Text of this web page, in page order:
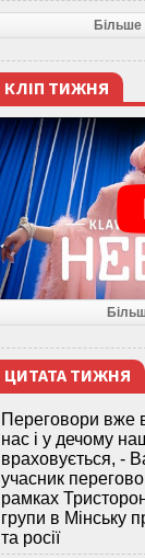
Більше
КЛІП ТИЖНЯ
ЦИТАТА ТИЖНЯ
Переговори вже
нас і у дечому
враховується, -
учасник
рамках
групи в
та росії